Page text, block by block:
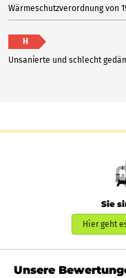
Wärmeschutzverordnung von
H
Unsanierte und schlecht
Sie
Hier geht
Unsere